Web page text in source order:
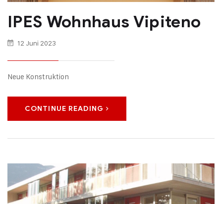
IPES Wohnhaus Vipiteno
12 Juni 2023
Neue Konstruktion
CONTINUE READING